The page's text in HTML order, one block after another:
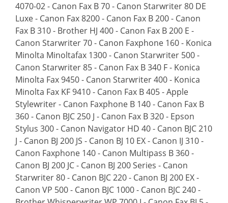
4070-02 - Canon Fax B 70 - Canon Starwriter 80 DE
Luxe - Canon Fax 8200 - Canon Fax B 200 - Canon
Fax B 310 - Brother HJ 400 - Canon Fax B 200 E -
Canon Starwriter 70 - Canon Faxphone 160 - Konica
Minolta Minoltafax 1300 - Canon Starwriter 500 -
Canon Starwriter 85 - Canon Fax B 340 F - Konica
Minolta Fax 9450 - Canon Starwriter 400 - Konica
Minolta Fax KF 9410 - Canon Fax B 405 - Apple
Stylewriter - Canon Faxphone B 140 - Canon Fax B
360 - Canon BJC 250 J - Canon Fax B 320 - Epson
Stylus 300 - Canon Navigator HD 40 - Canon BJC 210
J - Canon BJ 200 JS - Canon BJ 10 EX - Canon IJ 310 -
Canon Faxphone 140 - Canon Multipass B 360 -
Canon BJ 200 JC - Canon BJ 200 Series - Canon
Starwriter 80 - Canon BJC 220 - Canon BJ 200 EX -
Canon VP 500 - Canon BJC 1000 - Canon BJC 240 -